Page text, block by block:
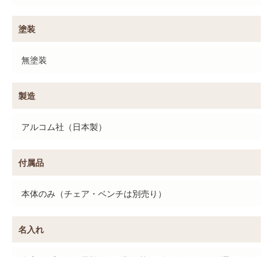
塗装
無塗装
製造
アルコム社（日本製）
付属品
本体のみ（チェア・ベンチは別売り）
名入れ